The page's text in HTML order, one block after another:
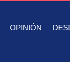
OPINIÓN